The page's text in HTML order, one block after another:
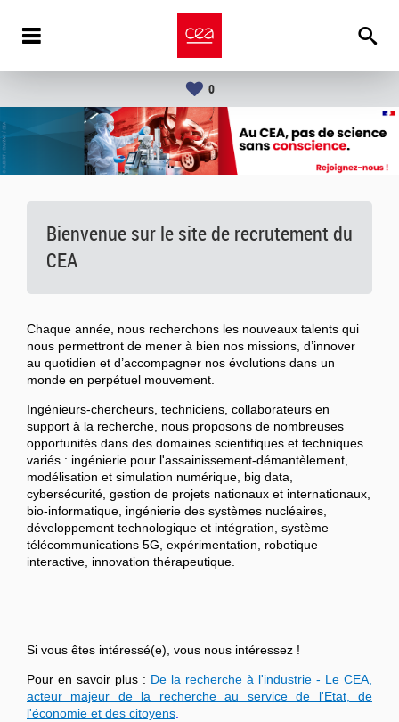
0
Bienvenue sur le site de recrutement du
CEA
Chaque année, nous recherchons les nouveaux talents qui
nous permettront de mener à bien nos missions, d’innover
au quotidien et d’accompagner nos évolutions dans un
monde en perpétuel mouvement.
Ingénieurs-chercheurs, techniciens, collaborateurs en
support à la recherche, nous proposons de nombreuses
opportunités dans des domaines scientifiques et techniques
variés : ingénierie pour l'assainissement-démantèlement,
modélisation et simulation numérique, big data,
cybersécurité, gestion de projets nationaux et internationaux,
bio-informatique, ingénierie des systèmes nucléaires,
développement technologique et intégration, système
télécommunications 5G, expérimentation, robotique
interactive, innovation thérapeutique.
Si vous êtes intéressé(e), vous nous intéressez !
Pour en savoir plus : De la recherche à l'industrie - Le CEA,
acteur majeur de la recherche au service de l'Etat, de
l'économie et des citoyens